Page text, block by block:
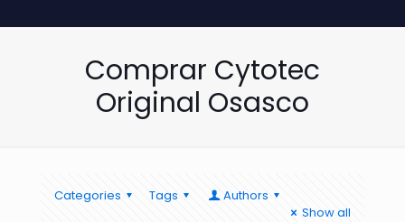
Comprar Cytotec
Original Osasco
Categories Tags
Authors
Show all